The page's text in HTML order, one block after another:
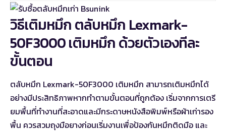
วิธีเติมหมึก ตลับหมึก Lexmark-
50F3000 เติมหมึก ด้วยตัวเองทีละ
ขั้นตอน
ตลับหมึก Lexmark-50F3000 เติมหมึก สามารถเติมหมึกได้
อย่างมีประสิทธิภาพหากทำตามขั้นตอนที่ถูกต้อง เริ่มจากการเตรี
ยมพื้นที่ทำงานที่สะอาดและมีกระดาษหนังสือพิมพ์หรือผ้าเก่ารอง
พื้น ควรสวมถุงมือยางก่อนเริ่มงานเพื่อป้องกันหมึกติดมือ และ